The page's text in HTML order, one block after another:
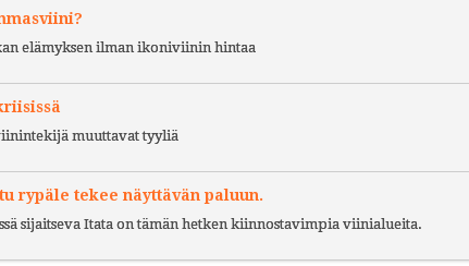
elämyksen ilman ikoniviinin hintaa
muuttavat tyyliä
rypäle tekee näyttävän paluun.
sijaitseva Itata on tämän hetken kiinnostavimpia viinialueita.